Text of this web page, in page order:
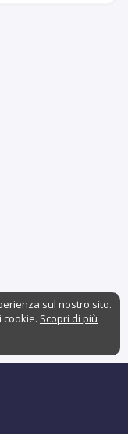
sul nostro sito.
cookie. Scopri di più